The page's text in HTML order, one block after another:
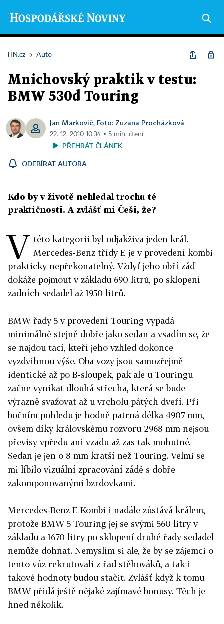
HN.cz › Auto
Mnichovský praktik v testu:
BMW 530d Touring
Jan Markovič, Foto: Zuzana Procházková
22. 12. 2010 10:34 ▪ 5 min. čtení
PŘEHRÁT ČLÁNEK
ODEBÍRAT AUTORA
Kdo by v životě nehledal trochu té
praktičnosti. A zvlášť mi Češi, že?
V této kategorii byl odjakživa jeden král.
Mercedes-Benz třídy E je v provedení kombi
prakticky nepřekonatelný. Vždyť jeho obří záď
dokáže pojmout v základu 690 litrů, po sklopení
zadních sedadel až 1950 litrů.
BMW řady 5 v provedení Touring vypadá
minimálně stejně dobře jako sedan a vsadím se, že
se najdou tací, kteří jeho vzhled dokonce
vyzdvihnou výše. Oba vozy jsou samozřejmě
identické až po B-sloupek, pak ale u Touringu
začne vynikat dlouhá střecha, která se bude
výrazně svažovat až u vrcholu pátých dveří. Při
bočním pohledu je hodně patrná délka 4907 mm,
ovšem díky královskému rozvoru 2968 mm nejsou
převisy vpředu ani vzadu až zas tak mohutné.
Sedan je jen o 8 mm kratší než Touring. Velmi se
mi líbilo vizuální zpracování zádě s dobře
zakomponovanými bzrdovkami.
Mercedes-Benz E Kombi i nadále zůstává králem,
protože BMW 5 Touring jej se svými 560 litry v
základu a 1670 litry po sklopení druhé řady sedadel
nemůže dohnat. Nemyslím si ale, že by se zájemci o
tento vůz rekrutovali z řad stěhováků, a tak i
takové hodnoty budou stačit. Zvlášť když k tomu
BMW přidá ještě nějaké zajímavé bonusy. Těch je
hned několik.